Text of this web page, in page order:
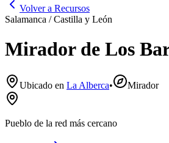
Volver a Recursos
Salamanca / Castilla y León
Mirador de Los
Ubicado en La Alberca• Mirador
Pueblo de la red más cercano